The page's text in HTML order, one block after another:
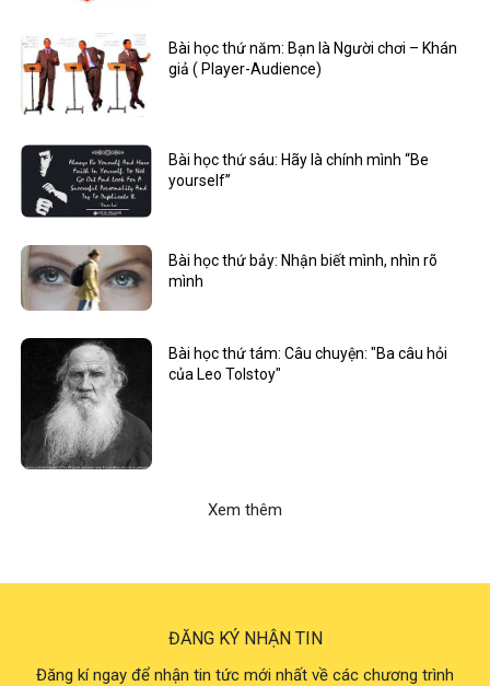
Bài học thứ năm: Bạn là Người chơi – Khán
giả ( Player-Audience)
Bài học thứ sáu: Hãy là chính mình “Be
yourself”
Bài học thứ bảy: Nhận biết mình, nhìn rõ
mình
Bài học thứ tám: Câu chuyện: "Ba câu hỏi
của Leo Tolstoy"
Xem thêm
ĐĂNG KÝ NHẬN TIN
Đăng kí ngay để nhận tin tức mới nhất về các chương trình